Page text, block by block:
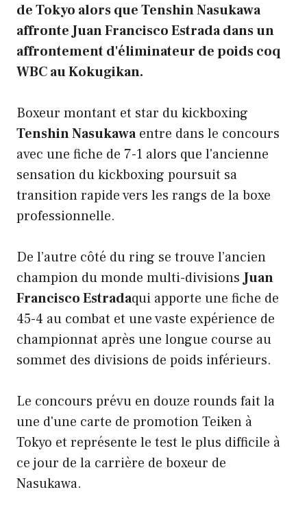
de Tokyo alors que Tenshin Nasukawa
affronte Juan Francisco Estrada dans un
affrontement d'éliminateur de poids coq
WBC au Kokugikan.
Boxeur montant et star du kickboxing
Tenshin Nasukawaentre dans le concours
avec une fiche de 7-1 alors que l'ancienne
sensation du kickboxing poursuit sa
transition rapide vers les rangs de la boxe
professionnelle.
De l’autre côté du ring se trouve l’ancien
champion du monde multi-divisionsJuan
Francisco Estradaqui apporte une fiche de
45-4 au combat et une vaste expérience de
championnat après une longue course au
sommet des divisions de poids inférieurs.
Le concours prévu en douze rounds fait la
une d'une carte de promotion Teiken à
Tokyo et représente le test le plus difficile à
ce jour de la carrière de boxeur de
Nasukawa.